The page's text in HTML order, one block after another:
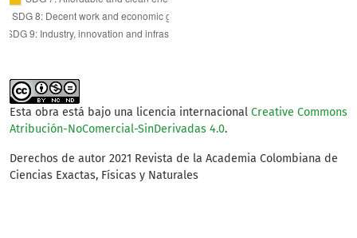
utilization. Unit Operations in Food Grain Processing,
473-512.
Gribkova I.N. (2022-01-01)
Extracting Organic Compounds from Brewer's Spent
Grain by Various Methods. Food Processing Techniques
and Technology, 52(3), 469-489.
Esta obra está bajo una licencia internacional Creative Commons
Atribución-NoComercial-SinDerivadas 4.0.
Derechos de autor 2021 Revista de la Academia Colombiana de
Ciencias Exactas, Físicas y Naturales